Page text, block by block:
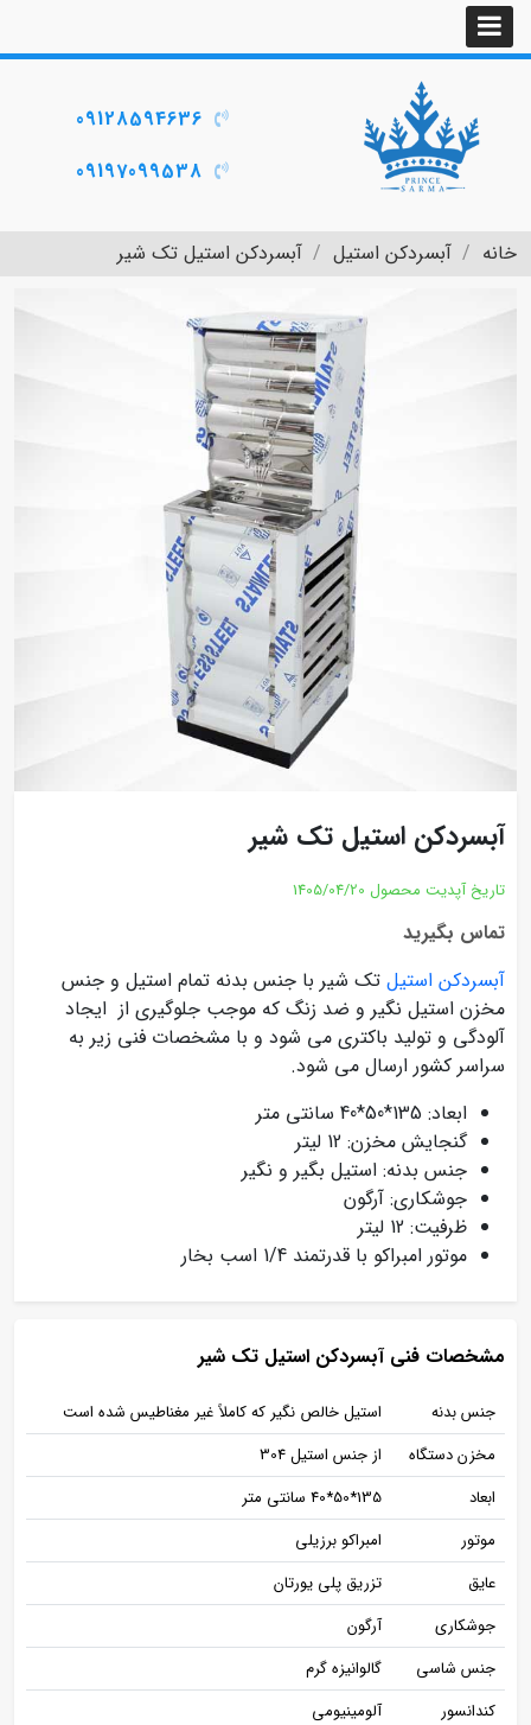
09128594636
09197099538
خانه آبسردکن استیل آبسردکن استیل تک شیر
آبسردکن استیل تک شیر
تاریخ آپدیت محصول 1405/04/20
تماس بگیرید
آبسردکن استیل تک شیر با جنس بدنه تمام استیل و جنس
مخزن استیل نگیر و ضد زنگ که موجب جلوگیری از ایجاد
آلودگی و تولید باکتری می شود و با مشخصات فنی زیر به
سراسر کشور ارسال می شود.
ابعاد: 135*50*40 سانتی متر
گنجایش مخزن: 12 لیتر
جنس بدنه: استیل بگیر و نگیر
جوشکاری: آرگون
ظرفیت: 12 لیتر
موتور امبراکو با قدرتمند 1/4 اسب بخار
مشخصات فنی آبسردکن استیل تک شیر
جنس بدنه
استیل خالص نگیر که کاملاً غیر مغناطیس شده است
مخزن دستگاه
از جنس استیل 304
ابعاد
135*50*40 سانتی متر
موتور
امبراکو برزیلی
عایق
تزریق پلی یورتان
جوشکاری
آرگون
جنس شاسی
گالوانیزه گرم
کندانسور
آلومینیومی